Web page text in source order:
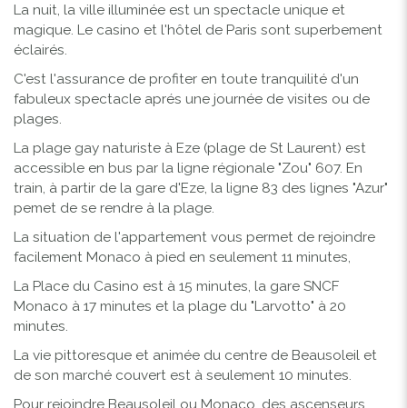
La nuit, la ville illuminée est un spectacle unique et
magique. Le casino et l'hôtel de Paris sont superbement
éclairés.
C'est l'assurance de profiter en toute tranquilité d'un
fabuleux spectacle aprés une journée de visites ou de
plages.
La plage gay naturiste à Eze (plage de St Laurent) est
accessible en bus par la ligne régionale "Zou" 607. En
train, à partir de la gare d'Eze, la ligne 83 des lignes "Azur"
pemet de se rendre à la plage.
La situation de l'appartement vous permet de rejoindre
facilement Monaco à pied en seulement 11 minutes,
La Place du Casino est à 15 minutes, la gare SNCF
Monaco à 17 minutes et la plage du "Larvotto" à 20
minutes.
La vie pittoresque et animée du centre de Beausoleil et
de son marché couvert est à seulement 10 minutes.
Pour rejoindre Beausoleil ou Monaco, des ascenseurs